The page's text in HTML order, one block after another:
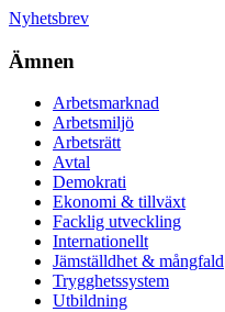
Nyhetsbrev
Ämnen
Arbetsmarknad
Arbetsmiljö
Arbetsrätt
Avtal
Demokrati
Ekonomi & tillväxt
Facklig utveckling
Internationellt
Jämställdhet & mångfald
Trygghetssystem
Utbildning